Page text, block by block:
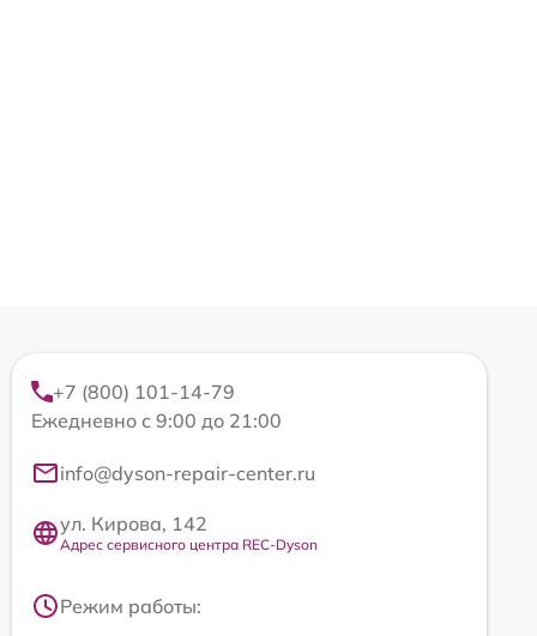
+7 (800) 101-14-79
Ежедневно с 9:00 до 21:00
info@dyson-repair-center.ru
ул. Кирова, 142
Адрес сервисного центра REC-Dyson
Режим работы: